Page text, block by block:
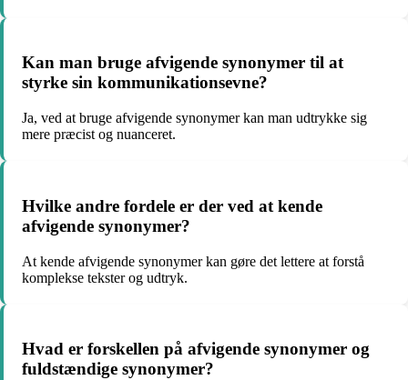
Kan man bruge afvigende synonymer til at
styrke sin kommunikationsevne?
Ja, ved at bruge afvigende synonymer kan man udtrykke sig
mere præcist og nuanceret.
Hvilke andre fordele er der ved at kende
afvigende synonymer?
At kende afvigende synonymer kan gøre det lettere at forstå
komplekse tekster og udtryk.
Hvad er forskellen på afvigende synonymer og
fuldstændige synonymer?